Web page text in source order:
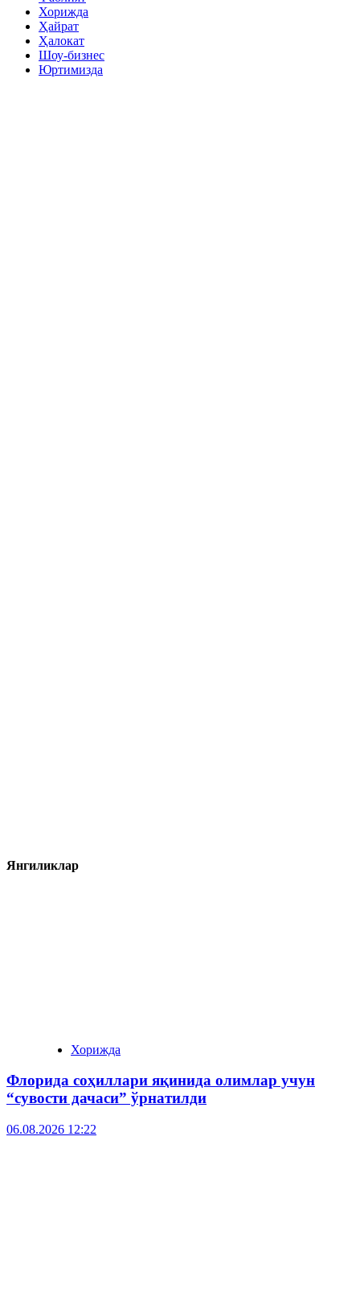
Хорижда
Ҳайрат
Ҳалокат
Шоу-бизнес
Юртимизда
Янгиликлар
Хорижда
Флорида соҳиллари яқинида олимлар учун
“сувости дачаси” ўрнатилди
06.08.2026 12:22